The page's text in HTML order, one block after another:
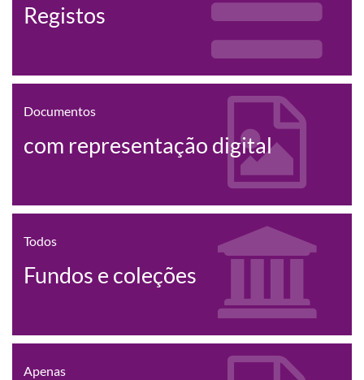
Registos
Documentos
com representação digital
Todos
Fundos e coleções
Apenas